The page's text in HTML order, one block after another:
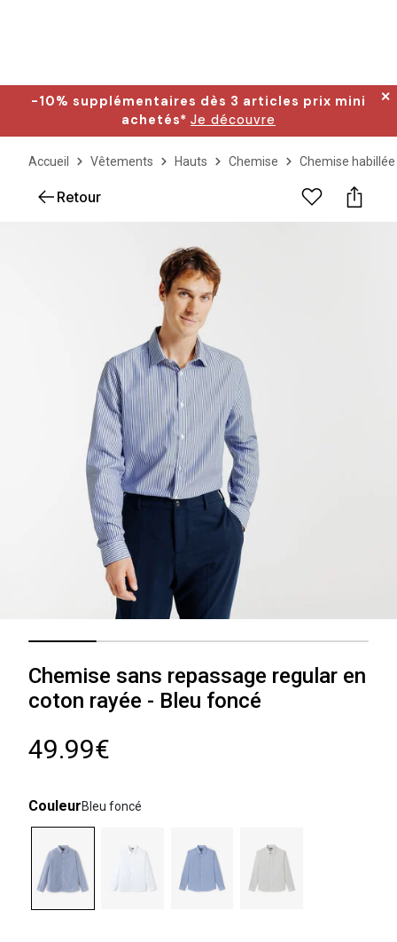
-10% supplémentaires dès 3 articles prix mini
achetés* Je découvre
✕
Accueil Vêtements Hauts Chemise Chemise habillée
Retour
Chemise sans repassage regular en
coton rayée - Bleu foncé
49.99€
CouleurBleu foncé